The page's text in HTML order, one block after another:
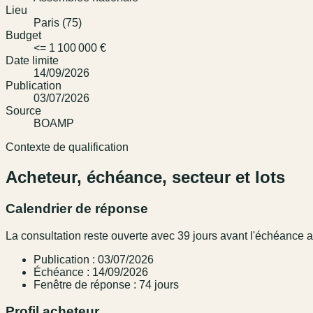
Lieu
Paris (75)
Budget
<= 1 100 000 €
Date limite
14/09/2026
Publication
03/07/2026
Source
BOAMP
Contexte de qualification
Acheteur, échéance, secteur et lots
Calendrier de réponse
La consultation reste ouverte avec 39 jours avant l'échéance
Publication : 03/07/2026
Échéance : 14/09/2026
Fenêtre de réponse : 74 jours